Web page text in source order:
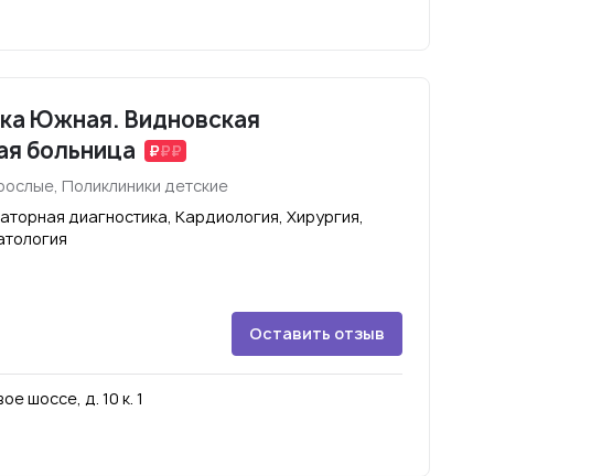
Южная. Видновская
больница
Поликлиники детские
диагностика, Кардиология, Хирургия,
Оставить отзыв
шоссе, д. 10 к. 1